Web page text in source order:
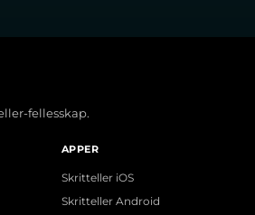
fellesskap.
APPER
Skritteller iOS
Skritteller Android